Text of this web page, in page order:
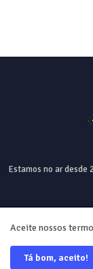
Estamos no ar desde
Desde
Home
Aceite nossos
Tá bom, aceito!